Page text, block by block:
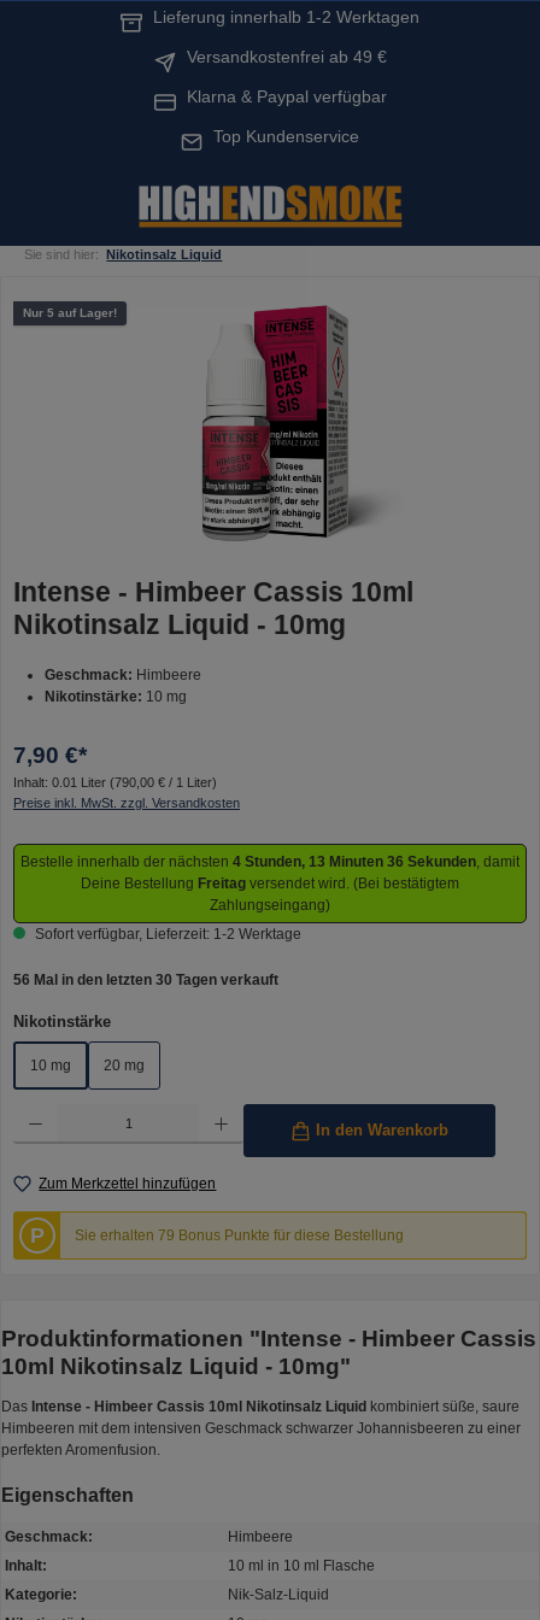
Lieferung innerhalb 1-2 Werktagen
Versandkostenfrei ab 49 €
Klarna & Paypal verfügbar
Top Kundenservice
Sie sind hier: Nikotinsalz Liquid
Bildergalerie überspringen
Nur 5 auf Lager!
Intense - Himbeer Cassis 10ml
Nikotinsalz Liquid - 10mg
Geschmack: Himbeere
Nikotinstärke: 10 mg
7,90 €*
Inhalt: 0.01 Liter (790,00 € / 1 Liter)
Preise inkl. MwSt. zzgl. Versandkosten
Bestelle innerhalb der nächsten 4 Stunden, 13 Minuten 36 Sekunden, damit
Deine Bestellung Freitag versendet wird. (Bei bestätigtem
Zahlungseingang)
Sofort verfügbar, Lieferzeit: 1-2 Werktage
56 Mal in den letzten 30 Tagen verkauft
Nikotinstärkeauswählen
10 mg 20 mg
In den Warenkorb
Zum Merkzettel hinzufügen
P Sie erhalten 79 Bonus Punkte für diese Bestellung
Produktinformationen "Intense - Himbeer Cassis
10ml Nikotinsalz Liquid - 10mg"
Das Intense - Himbeer Cassis 10ml Nikotinsalz Liquid kombiniert süße, saure
Himbeeren mit dem intensiven Geschmack schwarzer Johannisbeeren zu einer
perfekten Aromenfusion.
Eigenschaften
Geschmack:
Himbeere
Inhalt:
10 ml in 10 ml Flasche
Kategorie:
Nik-Salz-Liquid